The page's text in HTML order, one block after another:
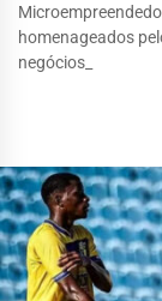
homenageados
negócios_